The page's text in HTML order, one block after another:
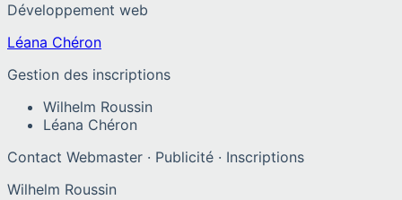
Développement web
Léana Chéron
Gestion des inscriptions
Wilhelm Roussin
Léana Chéron
Contact Webmaster · Publicité · Inscriptions
Wilhelm Roussin